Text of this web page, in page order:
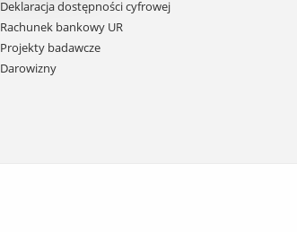
Deklaracja dostępności cyfrowej
Rachunek bankowy UR
Projekty badawcze
Darowizny